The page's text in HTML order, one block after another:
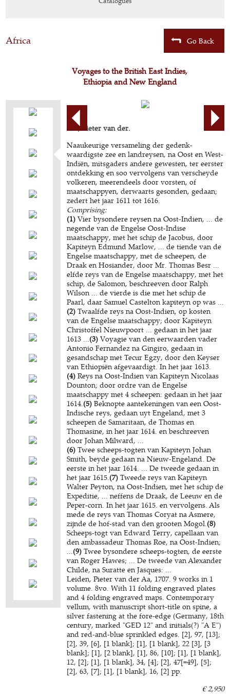
Africa Go Back
Voyages to the British East Indies,
Ethiopia and New England
AA, Pieter van der.
Naaukeurige versameling der gedenk-
waardigste zee en landreysen, na Oost en West-
Indiën, mitsgaders andere gewesten, ter eerster
ontdekking en soo vervolgens van verscheyde
volkeren, meerendeels door vorsten, of
maatschappyen, derwaarts gesonden, gedaan;
zedert het jaar 1611 tot 1616.
Comprising:
(1) Vier bysondere reysen na Oost-Indien, ... de
negende van de Engelse Oost-Indise
maatschappy, met het schip de Jacobus, door
Kapiteyn Edmund Marlow, ... de tiende van de
Engelse maatschappy, met de scheepen, de
Draak en Hosiander, door Mr. Thomas Besr ...
elfde reys van de Engelse maatschappy, met het
schip, de Salomon, beschreeven door Ralph
Wilson ... de vierde is die met het schip de
Paarl, daar Samuel Castelton kapiteyn op was ...
(2) Twaalfde reys na Oost-Indien, op kosten
van de Engelse maatschappy; door Kapiteyn
Christoffel Nieuwpoort ... gedaan in het jaar
1613 ...(3) Voyagie van den eerwaarden vader
Antonio Fernandez na Gingiro, gedaan in
gesandschap met Tecur Egzy, door den Keyser
van Ethiopiën afgevaardigt. In het jaar 1613.
(4) Reys na Oost-Indien van Kapiteyn Nicolaas
Dounton; door ordre van de Engelse
maatschappy met 4 scheepen: gedaan in het jaar
1614.(5)Beknopte aantekeningen van een Oost-
Indische reys, gedaan uyt Engeland, met 3
scheepen de Samaritaan, de Thomas en
Thomasine, in het jaar 1614. en beschreeven
door Johan Milward, ...
(6) Twee scheeps-togten van Kapiteyn Johan
Smith, beyde gedaan na Nieuw-Engeland. De
eerste in het jaar 1614. ... De tweede gedaan in
het jaar 1615.(7) Tweede reys van Kapiteyn
Walter Peyton, na Oost-Indien, met het schip de
Expeditie, ... neffens de Draak, de Leeuw en de
Peper-corn. In het jaar 1615. en vervolgens. Als
mede de reys van Thomas Coryat na Asmere,
zijnde de hof-stad van den grooten Mogol.(8)
Scheeps-togt van Edward Terry, capellaan van
den ambassadeur Thomas Roe, na Oost-Indien;
...(9) Twee bysondere scheeps-togten, de eerste
van Roger Hawes; ... De tweede van Alexander
Childe, na Suratte en Jasques: ...
Leiden, Pieter van der Aa, 1707. 9 works in 1
volume. 8vo. With 11 folding engraved plates
and 4 folding engraved maps. Contemporary
vellum, with manuscript short-title on spine, a
silver fastening at the fore-edge (Germany, 18th
century, marked "GED 12" and initials(?) "A E")
and red-and-blue sprinkled edges. [2], 97, [13];
[2], 39, [6], [1 blank]; [1], [1 blank], 22 [3], [3
blank]; [1], [2 blank], [1], 86, [10]; [1], [1 blank],
12, [2]; [1], [1 blank], 34, [4]; [2], 47[=49], [5];
[2], 63, [7]; [1], [1 blank], 16, [2] pp.
€ 2,950